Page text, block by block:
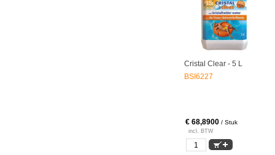
Cristal Clear - 5 L
BSI6227
€ 68,8900 / Stuk
incl. BTW